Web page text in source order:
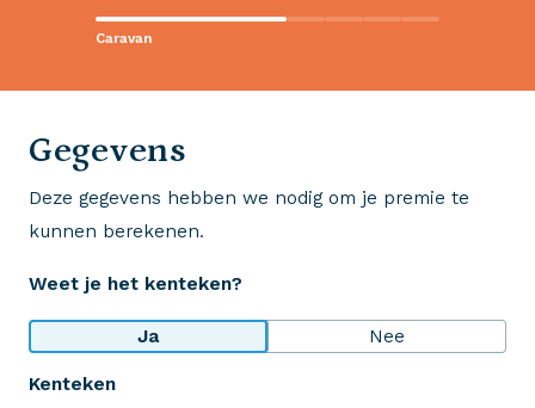
Caravan
Gegevens
Deze gegevens hebben we nodig om je premie te
kunnen berekenen.
Weet je het kenteken?
Ja Nee
Kenteken
Contact met Aveco?
Wij staan voor je klaar!
Wij krijgen een 8,5!
Op basis van ruim 3.000 reviews
Bekijk wat anderen over ons zeggen